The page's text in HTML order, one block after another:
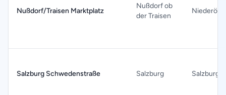
Nußdorf/Traisen Marktplatz
Nußdorf ob
der Traisen
Salzburg Schwedenstraße Salzburg Salzburg